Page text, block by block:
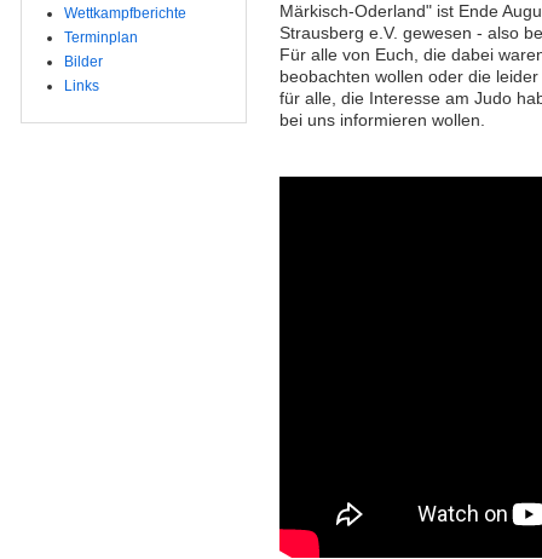
Wettkampfberichte
Terminplan
Bilder
Links
Märkisch-Oderland" ist Ende
Strausberg e.V. gewesen - also
Für alle von Euch, die dabei
beobachten wollen oder die
für alle, die Interesse am Judo
bei uns informieren wollen.